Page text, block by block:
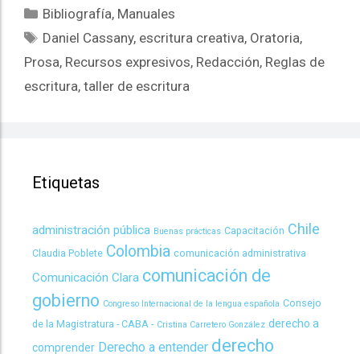
Bibliografía, Manuales
Daniel Cassany, escritura creativa, Oratoria,
Prosa, Recursos expresivos, Redacción, Reglas de
escritura, taller de escritura
Etiquetas
administración pública Buenas prácticas Capacitación Chile
Claudia Poblete Colombia comunicación administrativa
Comunicación Clara comunicación de
gobierno Congreso Internacional de la lengua española Consejo
de la Magistratura - CABA - Cristina Carretero González derecho a
comprender Derecho a entender derecho